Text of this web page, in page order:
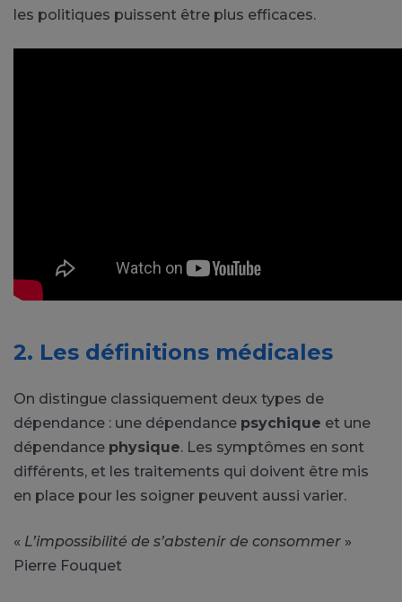
les politiques puissent être plus efficaces.
2. Les définitions médicales
On distingue classiquement deux types de
dépendance : une dépendance psychique et une
dépendance physique. Les symptômes en sont
différents, et les traitements qui doivent être mis
en place pour les soigner peuvent aussi varier.
« L’impossibilité de s’abstenir de consommer »
Pierre Fouquet